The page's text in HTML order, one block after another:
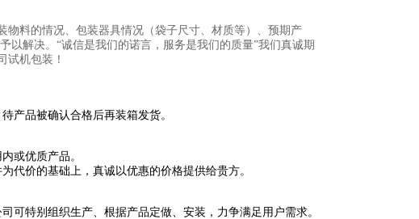
物料的情况、包装器具情况（袋子尺寸、材质等）、预期产
以解决。“诚信是我们的诺言，服务是我们的质量”我们真诚期
试机包装！
产品被确认合格后再装箱发货。
或优质产品。
代价的基础上，真诚以优惠的价格提供给贵方。
可特别组织生产、根据产品定做、安装，力争满足用户需求。